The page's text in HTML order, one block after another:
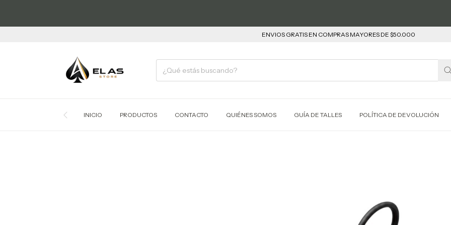
ENVIOS GRATIS EN COMPRAS MAYORES DE $50.000
INICIO PRODUCTOS CONTACTO QUIÉNES SOMOS GUÍA DE TALLES POLÍTICA DE DEVOLUCIÓN